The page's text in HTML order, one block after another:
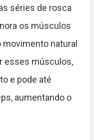
séries de rosca
os músculos
natural
esses músculos,
e pode até
aumentando o